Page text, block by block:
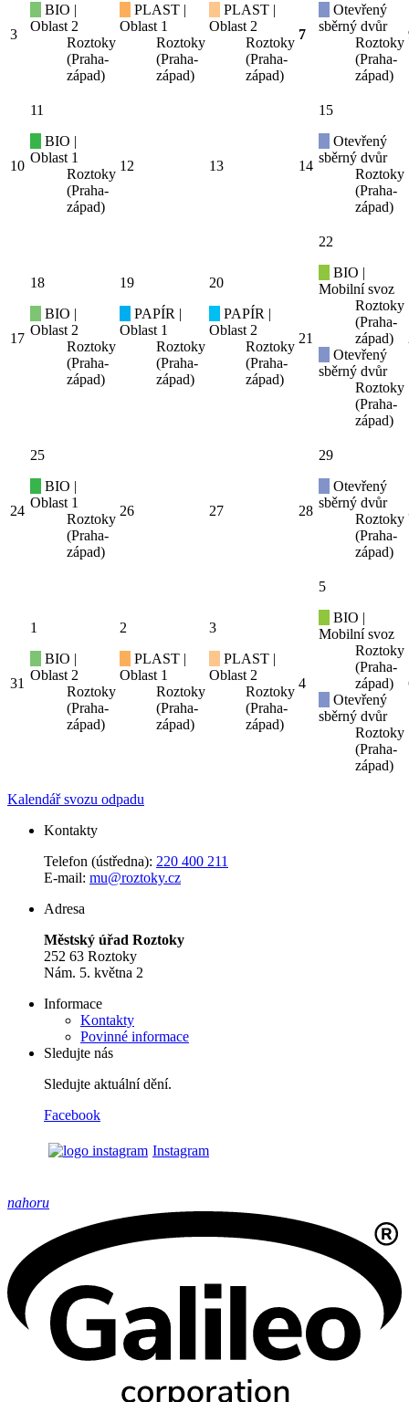
3
BIO |
Oblast 2
Roztoky
(Praha-
západ)
PLAST |
Oblast 1
Roztoky
(Praha-
západ)
PLAST |
Oblast 2
Roztoky
(Praha-
západ)
7
Otevřený
sběrný dvůr
Roztoky
(Praha-
západ)
10
11
BIO |
Oblast 1
Roztoky
(Praha-
západ)
12 13 14
15
Otevřený
sběrný dvůr
Roztoky
(Praha-
západ)
17
18
BIO |
Oblast 2
Roztoky
(Praha-
západ)
19
PAPÍR |
Oblast 1
Roztoky
(Praha-
západ)
20
PAPÍR |
Oblast 2
Roztoky
(Praha-
západ)
21
22
BIO |
Mobilní svoz
Roztoky
(Praha-
západ)
Otevřený
sběrný dvůr
Roztoky
(Praha-
západ)
24
25
BIO |
Oblast 1
Roztoky
(Praha-
západ)
26 27 28
29
Otevřený
sběrný dvůr
Roztoky
(Praha-
západ)
31
1
BIO |
Oblast 2
Roztoky
(Praha-
západ)
2
PLAST |
Oblast 1
Roztoky
(Praha-
západ)
3
PLAST |
Oblast 2
Roztoky
(Praha-
západ)
4
5
BIO |
Mobilní svoz
Roztoky
(Praha-
západ)
Otevřený
sběrný dvůr
Roztoky
(Praha-
západ)
Kalendář svozu odpadu
Kontakty
Telefon (ústředna): 220 400 211
E-mail: mu@roztoky.cz
Adresa
Městský úřad Roztoky
252 63 Roztoky
Nám. 5. května 2
Informace
Kontakty
Povinné informace
Sledujte nás
Sledujte aktuální dění.
Facebook
Instagram
nahoru